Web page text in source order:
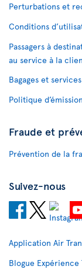
Perturbations et
Conditions
Passagers à
au service à la
Bagages et
Politique
Fraude et
Prévention de la
Suivez-nous
Application Air
Blogue Expérience